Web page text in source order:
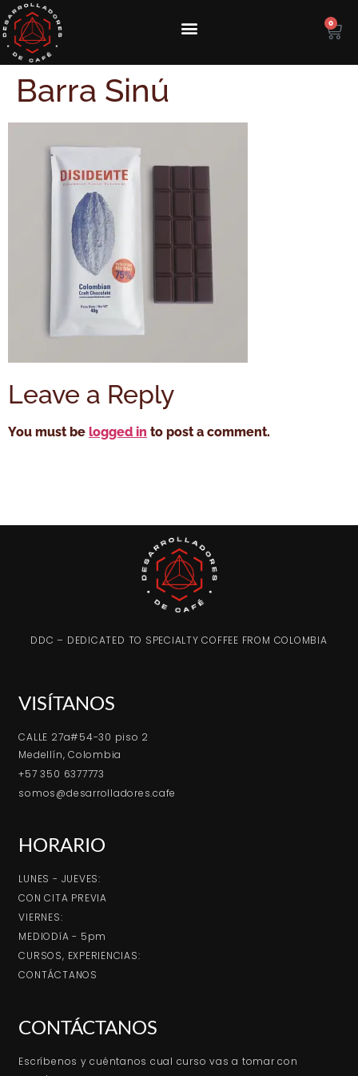
0
Barra Sinú
Leave a Reply
You must be logged in to post a comment.
DDC – DEDICATED TO SPECIALTY COFFEE FROM COLOMBIA
VISÍTANOS
CALLE 27a#54-30 piso 2
Medellín, Colombia
+57 350 6377773
somos@desarrolladores.cafe
HORARIO
LUNES - JUEVES:
CON CITA PREVIA
VIERNES:
MEDIODíA - 5pm
CURSOS, EXPERIENCIAS:
CONTÁCTANOS
CONTÁCTANOS
Escríbenos y cuéntanos cual curso vas a tomar con